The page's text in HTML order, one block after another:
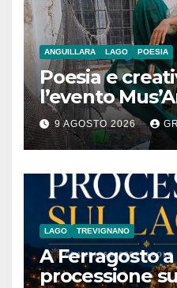
ANGUILLARA LAGO POESIA
Poesia e
l’evento
agosto 2026
Contadino
9 AGOSTO 2026
LAGO TREVIGNANO
A Ferragosto
processione